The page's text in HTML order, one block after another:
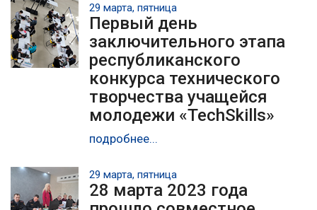
29 марта, пятница
Первый день
заключительного этапа
республиканского
конкурса технического
творчества учащейся
молодежи «TechSkills»
подробнее...
29 марта, пятница
28 марта 2023 года